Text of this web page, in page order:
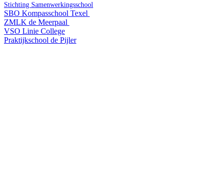
Stichting Samenwerkingsschool
SBO Kompasschool Texel
ZMLK de Meerpaal
VSO Linie College
Praktijkschool de Pijler